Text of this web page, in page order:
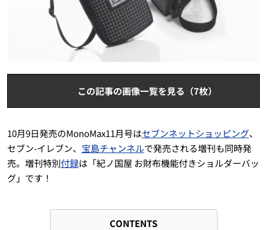
この記事の画像一覧を見る（7枚）
10月9日発売のMonoMax11月号はセブンネットショッピング、
セブン-イレブン、 宝島チャンネルで発売される増刊も同時発
売。増刊特別付録は「紀ノ国屋 お財布機能付きショルダーバッ
グ」です！
CONTENTS